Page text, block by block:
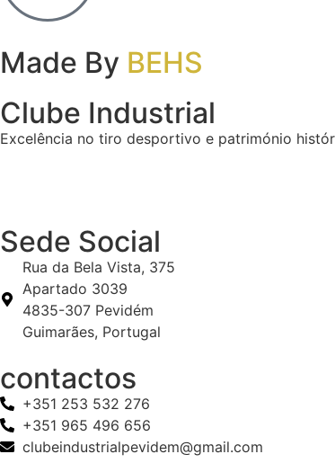
Made By BEHS
Clube Industrial
Excelência no tiro desportivo e património
Sede Social
Rua da Bela Vista, 375
Apartado 3039
4835-307 Pevidém
Guimarães, Portugal
contactos
+351 253 532 276
+351 965 496 656
clubeindustrialpevidem@gmail.com